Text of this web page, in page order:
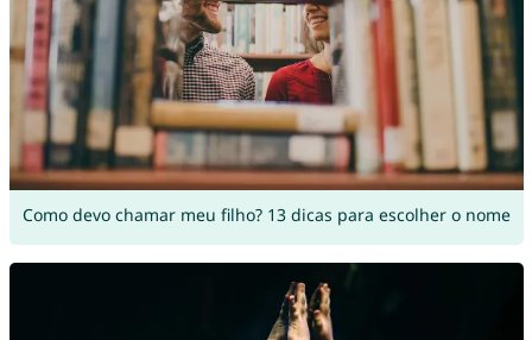
Como devo chamar meu filho? 13 dicas para escolher o nome